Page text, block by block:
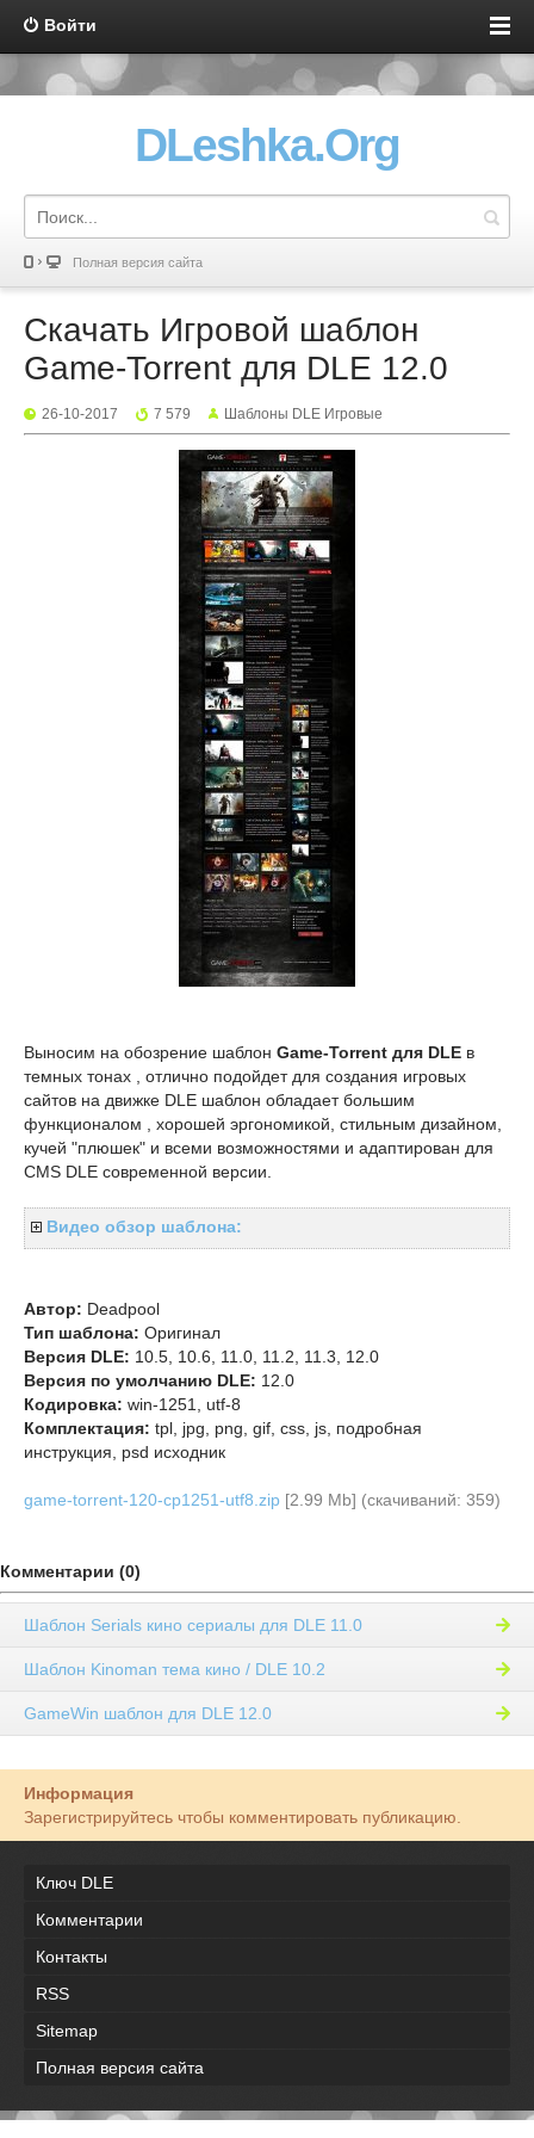
Войти
DLeshka.Org
Полная версия сайта
Скачать Игровой шаблон
Game-Torrent для DLE 12.0
26-10-2017 7 579 Шаблоны DLE Игровые
Выносим на обозрение шаблон Game-Torrent для DLE в
темных тонах , отлично подойдет для создания игровых
сайтов на движке DLE шаблон обладает большим
функционалом , хорошей эргономикой, стильным дизайном,
кучей "плюшек" и всеми возможностями и адаптирован для
CMS DLE современной версии.
Видео обзор шаблона:
Автор: Deadpool
Тип шаблона: Оригинал
Версия DLE: 10.5, 10.6, 11.0, 11.2, 11.3, 12.0
Версия по умолчанию DLE: 12.0
Кодировка: win-1251, utf-8
Комплектация: tpl, jpg, png, gif, css, js, подробная
инструкция, psd исходник
game-torrent-120-cp1251-utf8.zip [2.99 Mb] (cкачиваний: 359)
Комментарии (0)
Шаблон Serials кино сериалы для DLE 11.0
Шаблон Kinoman тема кино / DLE 10.2
GameWin шаблон для DLE 12.0
Информация
Зарегистрируйтесь чтобы комментировать публикацию.
Ключ DLE
Комментарии
Контакты
RSS
Sitemap
Полная версия сайта